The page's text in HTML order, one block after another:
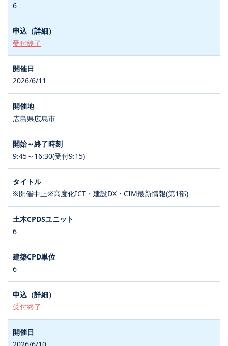
6
受付終了
2026/6/11
広島県広島市
9:45～16:30(受付9:15)
※開催中止※高度化ICT・建設DX・CIM最新情報(第1部)
6
6
受付終了